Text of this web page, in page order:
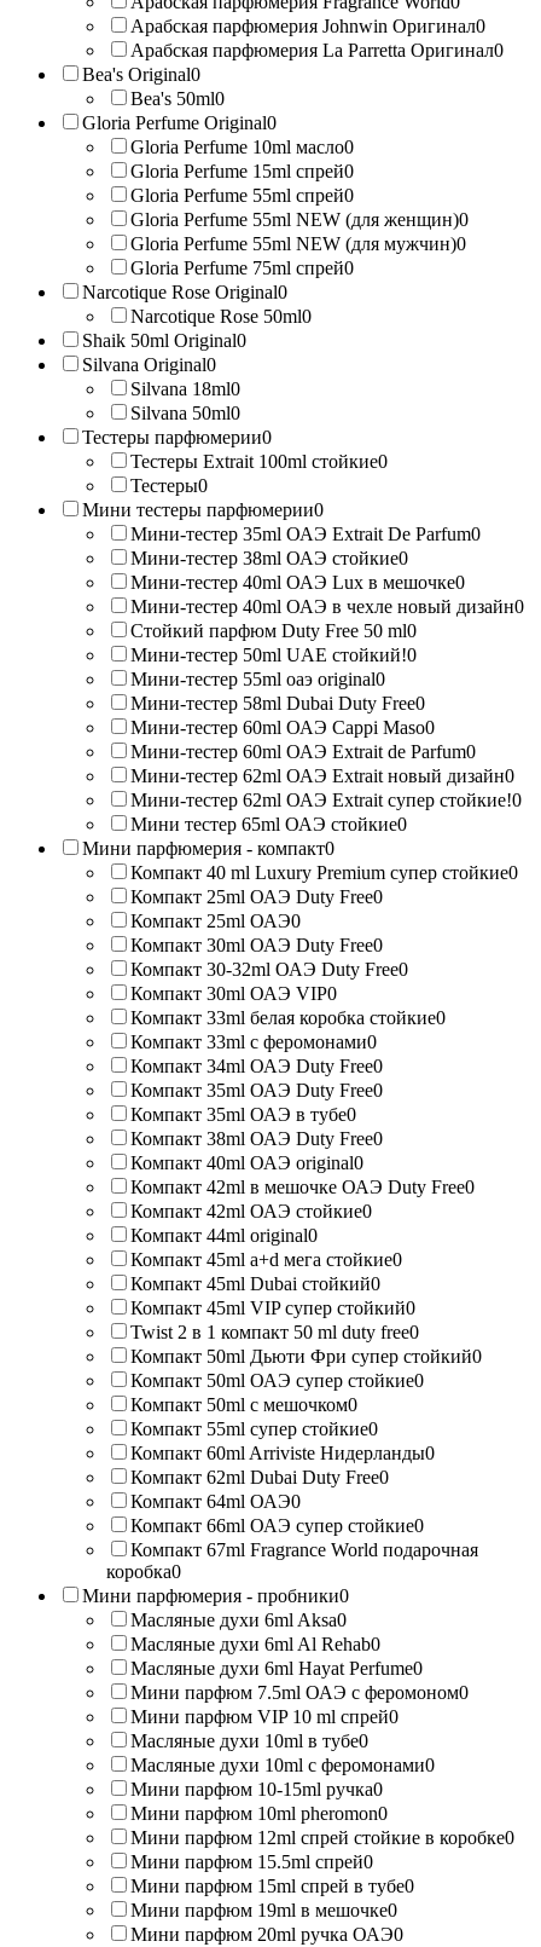
Арабская парфюмерия Johnwin Оригинал0
Арабская парфюмерия La Parretta Оригинал0
Bea's Original0
Bea's 50ml0
Gloria Perfume Original0
Gloria Perfume 10ml масло0
Gloria Perfume 15ml спрей0
Gloria Perfume 55ml спрей0
Gloria Perfume 55ml NEW (для женщин)0
Gloria Perfume 55ml NEW (для мужчин)0
Gloria Perfume 75ml спрей0
Narcotique Rose Original0
Narcotique Rose 50ml0
Shaik 50ml Original0
Silvana Original0
Silvana 18ml0
Silvana 50ml0
Тестеры парфюмерии0
Тестеры Extrait 100ml стойкие0
Тестеры0
Мини тестеры парфюмерии0
Мини-тестер 35ml ОАЭ Extrait De Parfum0
Мини-тестер 38ml ОАЭ стойкие0
Мини-тестер 40ml ОАЭ Lux в мешочке0
Мини-тестер 40ml ОАЭ в чехле новый дизайн0
Стойкий парфюм Duty Free 50 ml0
Мини-тестер 50ml UAE стойкий!0
Мини-тестер 55ml оаэ original0
Мини-тестер 58ml Dubai Duty Free0
Мини-тестер 60ml ОАЭ Cappi Maso0
Мини-тестер 60ml ОАЭ Extrait de Parfum0
Мини-тестер 62ml ОАЭ Extrait новый дизайн0
Мини-тестер 62ml ОАЭ Extrait супер стойкие!0
Мини тестер 65ml ОАЭ стойкие0
Мини парфюмерия - компакт0
Компакт 40 ml Luxury Premium супер стойкие0
Компакт 25ml ОАЭ Duty Free0
Компакт 25ml ОАЭ0
Компакт 30ml ОАЭ Duty Free0
Компакт 30-32ml ОАЭ Duty Free0
Компакт 30ml ОАЭ VIP0
Компакт 33ml белая коробка стойкие0
Компакт 33ml с феромонами0
Компакт 34ml ОАЭ Duty Free0
Компакт 35ml ОАЭ Duty Free0
Компакт 35ml ОАЭ в тубе0
Компакт 38ml ОАЭ Duty Free0
Компакт 40ml ОАЭ original0
Компакт 42ml в мешочке ОАЭ Duty Free0
Компакт 42ml ОАЭ стойкие0
Компакт 44ml original0
Компакт 45ml a+d мега стойкие0
Компакт 45ml Dubai стойкий0
Компакт 45ml VIP супер стойкий0
Twist 2 в 1 компакт 50 ml duty free0
Компакт 50ml Дьюти Фри супер стойкий0
Компакт 50ml ОАЭ супер стойкие0
Компакт 50ml с мешочком0
Компакт 55ml супер стойкие0
Компакт 60ml Arriviste Нидерланды0
Компакт 62ml Dubai Duty Free0
Компакт 64ml ОАЭ0
Компакт 66ml ОАЭ супер стойкие0
Компакт 67ml Fragrance World подарочная
коробка0
Мини парфюмерия - пробники0
Масляные духи 6ml Aksa0
Масляные духи 6ml Al Rehab0
Масляные духи 6ml Hayat Perfume0
Мини парфюм 7.5ml ОАЭ с феромоном0
Мини парфюм VIP 10 ml спрей0
Масляные духи 10ml в тубе0
Масляные духи 10ml с феромонами0
Мини парфюм 10-15ml ручка0
Мини парфюм 10ml pheromon0
Мини парфюм 12ml спрей стойкие в коробке0
Мини парфюм 15.5ml спрей0
Мини парфюм 15ml спрей в тубе0
Мини парфюм 19ml в мешочке0
Мини парфюм 20ml ручка ОАЭ0